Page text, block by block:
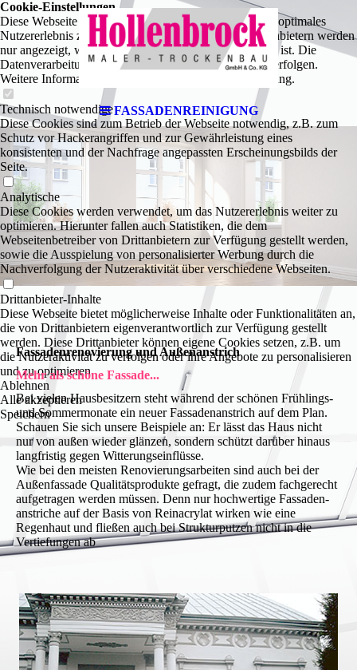
FASSADENREINIGUNG
Fassaden­renovierung und Außen­anstrich
Mehr als schöne Fassade...
Bei vielen Hausbesitzern steht während der schönen Frühlings-
und Sommer­monate ein neuer Fassaden­anstrich auf dem Plan.
Schauen Sie sich unsere Beispiele an: Er lässt das Haus nicht
nur von außen wieder glänzen, sondern schützt darüber hinaus
langfristig gegen Witterungseinflüsse.
Wie bei den meisten Renovierungs­arbeiten sind auch bei der
Außenfassade Qualitäts­produkte gefragt, die zudem fachgerecht
aufgetragen werden müssen. Denn nur hochwertige Fassaden­
anstriche auf der Basis von Reinacrylat wirken wie eine
Regenhaut und fließen auch bei Struktur­putzen nicht in die
Vertiefungen ab
Cookie-Einstellungen
Diese Webseite verwendet Cookies, um Besuchern ein optimales
Nutzererlebnis zu bieten. Bestimmte Inhalte von Drittanbietern werden
nur angezeigt, wenn die entsprechende Option aktiviert ist. Die
Datenverarbeitung kann dann auch in einem Drittland erfolgen.
Weitere Informationen hierzu in der Datenschutzerklärung.
Technisch notwendige
Diese Cookies sind zum Betrieb der Webseite notwendig, z.B. zum
Schutz vor Hackerangriffen und zur Gewährleistung eines
konsistenten und der Nachfrage angepassten Erscheinungsbilds der
Seite.
Analytische
Diese Cookies werden verwendet, um das Nutzererlebnis weiter zu
optimieren. Hierunter fallen auch Statistiken, die dem
Webseitenbetreiber von Drittanbietern zur Verfügung gestellt werden,
sowie die Ausspielung von personalisierter Werbung durch die
Nachverfolgung der Nutzeraktivität über verschiedene Webseiten.
Drittanbieter-Inhalte
Diese Webseite bietet möglicherweise Inhalte oder Funktionalitäten an,
die von Drittanbietern eigenverantwortlich zur Verfügung gestellt
werden. Diese Drittanbieter können eigene Cookies setzen, z.B. um
die Nutzeraktivität zu verfolgen oder ihre Angebote zu personalisieren
und zu optimieren.
Ablehnen
Alle akzeptieren
Speichern